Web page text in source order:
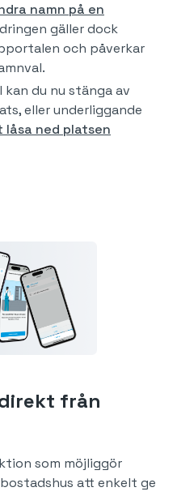
namn på en
gäller dock
och påverkar
du nu stänga av
eller underliggande
ned platsen
från
som möjliggör
att enkelt ge